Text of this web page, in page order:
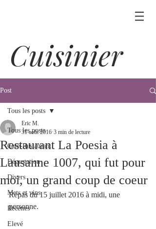
Cuisinier
Post
Tous les posts
Café-Restaurant
Dégustation
Divers
Mets et vins
Recettes
Elevé
Tous les posts
Restaurant La Poesia à
Lausanne 1007, qui fut pour
moi, un grand coup de coeur
Eric M.
31 août 2016 3 min de lecture
Repas du 15 juillet 2016 à midi, une
personne.